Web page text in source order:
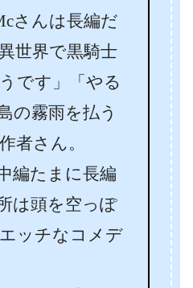
さんは長編だ
世界で黒騎士
です」「やる
の霧雨を払う
者さん。
編たまに長編
は頭を空っぽ
ッチなコメデ